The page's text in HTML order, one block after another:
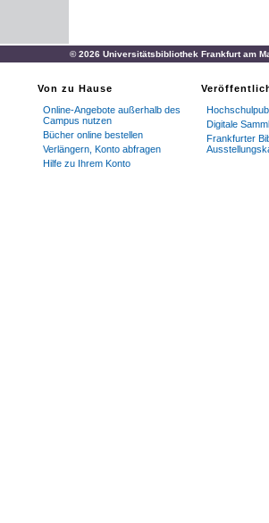
© 2026 Universitätsbibliothek Frankfurt am
Von zu Hause
Online-Angebote außerhalb des
Campus nutzen
Bücher online bestellen
Verlängern, Konto abfragen
Hilfe zu Ihrem Konto
Digitale
Frankfurter